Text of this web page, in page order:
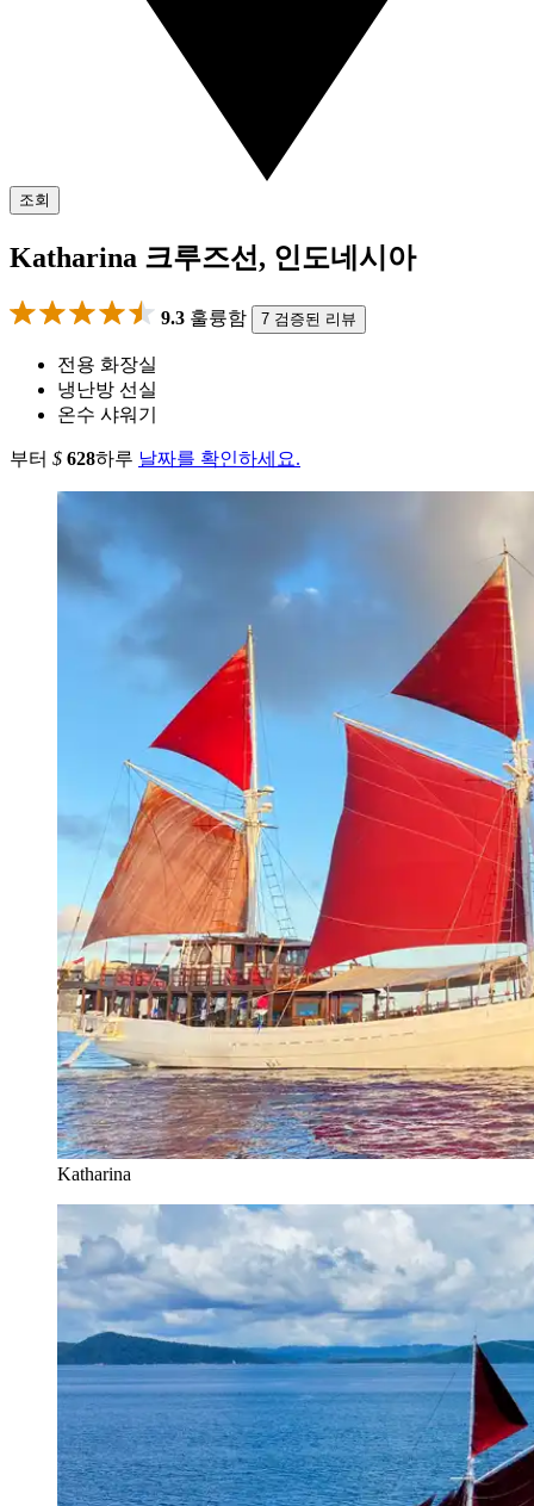
조회
Katharina 크루즈선, 인도네시아
9.3 훌륭함 7 검증된 리뷰
전용 화장실
냉난방 선실
온수 샤워기
부터 $ 628하루 날짜를 확인하세요.
Katharina